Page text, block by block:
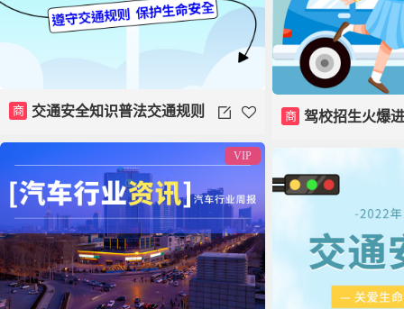
商 交通安全知识普法交通规则 商 驾校招生火爆
VIP